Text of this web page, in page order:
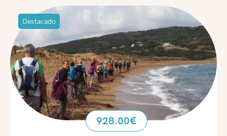
Destacado
928.00€